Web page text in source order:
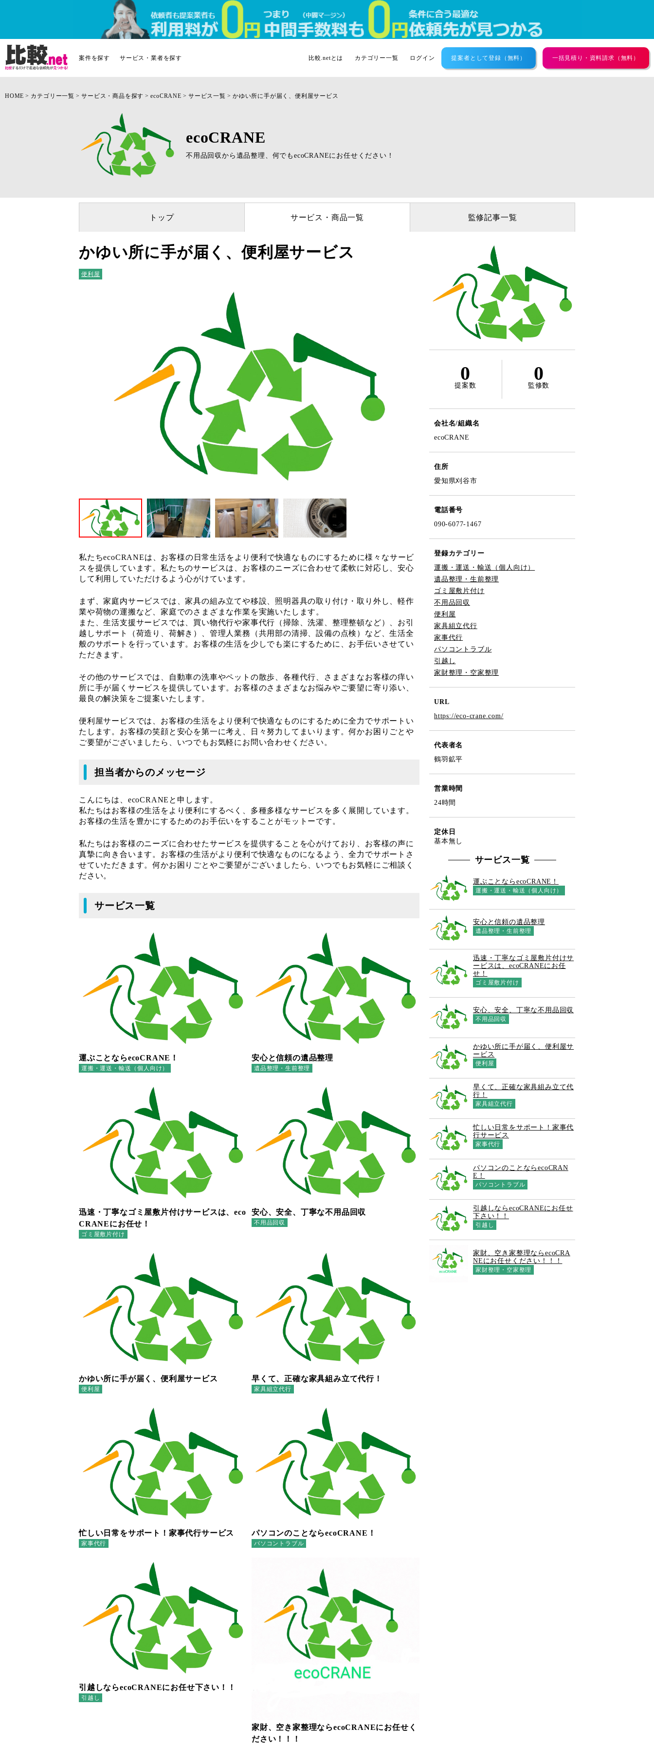
案件を探す サービス・業者を探す 比較.netとは カテゴリー一覧 ログイン 提案者として登録（無料） 一括見積り・資料請求（無料）
HOME カテゴリー一覧 サービス・商品を探す ecoCRANE サービス一覧 かゆい所に手が届く、便利屋サービス
ecoCRANE
不用品回収から遺品整理、何でもecoCRANEにお任せください！
トップ サービス・商品一覧 監修記事一覧
かゆい所に手が届く、便利屋サービス
便利屋
私たちecoCRANEは、お客様の日常生活をより便利で快適なものにするために様々なサービ
スを提供しています。私たちのサービスは、お客様のニーズに合わせて柔軟に対応し、安心
して利用していただけるよう心がけています。
まず、家庭内サービスでは、家具の組み立てや移設、照明器具の取り付け・取り外し、軽作
業や荷物の運搬など、家庭でのさまざまな作業を実施いたします。
また、生活支援サービスでは、買い物代行や家事代行（掃除、洗濯、整理整頓など）、お引
越しサポート（荷造り、荷解き）、管理人業務（共用部の清掃、設備の点検）など、生活全
般のサポートを行っています。お客様の生活を少しでも楽にするために、お手伝いさせてい
ただきます。
その他のサービスでは、自動車の洗車やペットの散歩、各種代行、さまざまなお客様の痒い
所に手が届くサービスを提供しています。お客様のさまざまなお悩みやご要望に寄り添い、
最良の解決策をご提案いたします。
便利屋サービスでは、お客様の生活をより便利で快適なものにするために全力でサポートい
たします。お客様の笑顔と安心を第一に考え、日々努力してまいります。何かお困りごとや
ご要望がございましたら、いつでもお気軽にお問い合わせください。
担当者からのメッセージ
こんにちは、ecoCRANEと申します。
私たちはお客様の生活をより便利にするべく、多種多様なサービスを多く展開しています。
お客様の生活を豊かにするためのお手伝いをすることがモットーです。
私たちはお客様のニーズに合わせたサービスを提供することを心がけており、お客様の声に
真摯に向き合います。お客様の生活がより便利で快適なものになるよう、全力でサポートさ
せていただきます。何かお困りごとやご要望がございましたら、いつでもお気軽にご相談く
ださい。
サービス一覧
運ぶことならecoCRANE！
運搬・運送・輸送（個人向け）
安心と信頼の遺品整理
遺品整理・生前整理
迅速・丁寧なゴミ屋敷片付けサービスは、eco
CRANEにお任せ！
ゴミ屋敷片付け
安心、安全、丁寧な不用品回収
不用品回収
かゆい所に手が届く、便利屋サービス
便利屋
早くて、正確な家具組み立て代行！
家具組立代行
忙しい日常をサポート！家事代行サービス
家事代行
パソコンのことならecoCRANE！
パソコントラブル
引越しならecoCRANEにお任せ下さい！！
引越し
家財、空き家整理ならecoCRANEにお任せく
ださい！！！
0
提案数
0
監修数
会社名/組織名
ecoCRANE
住所
愛知県刈谷市
電話番号
090-6077-1467
登録カテゴリー
運搬・運送・輸送（個人向け）
遺品整理・生前整理
ゴミ屋敷片付け
不用品回収
便利屋
家具組立代行
家事代行
パソコントラブル
引越し
家財整理・空家整理
URL
https://eco-crane.com/
代表者名
鶴羽鉱平
営業時間
24時間
定休日
基本無し
サービス一覧
運ぶことならecoCRANE！
運搬・運送・輸送（個人向け）
安心と信頼の遺品整理
遺品整理・生前整理
迅速・丁寧なゴミ屋敷片付けサ
ービスは、ecoCRANEにお任
せ！
ゴミ屋敷片付け
安心、安全、丁寧な不用品回収
不用品回収
かゆい所に手が届く、便利屋サ
ービス
便利屋
早くて、正確な家具組み立て代
行！
家具組立代行
忙しい日常をサポート！家事代
行サービス
家事代行
パソコンのことならecoCRAN
E！
パソコントラブル
引越しならecoCRANEにお任せ
下さい！！
引越し
家財、空き家整理ならecoCRA
NEにお任せください！！！
家財整理・空家整理